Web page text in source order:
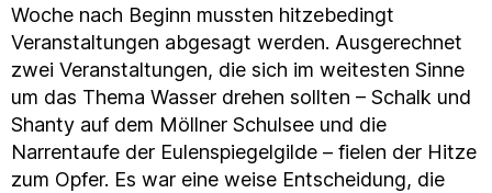
Woche nach Beginn mussten hitzebedingt
Veranstaltungen abgesagt werden. Ausgerechnet
zwei Veranstaltungen, die sich im weitesten Sinne
um das Thema Wasser drehen sollten – Schalk und
Shanty auf dem Möllner Schulsee und die
Narrentaufe der Eulenspiegelgilde – fielen der Hitze
zum Opfer. Es war eine weise Entscheidung, die